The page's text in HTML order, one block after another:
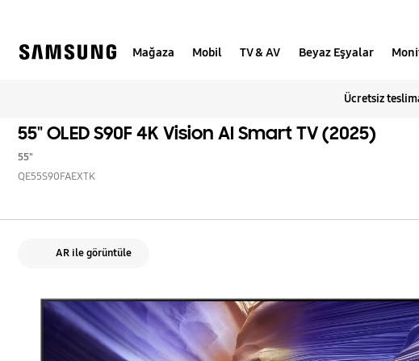
Mağaza Mobil TV & AV Beyaz Eşyalar
Ücretsiz
55" OLED S90F 4K Vision AI Smart TV (2025)
55"
QE55S90FAEXTK
AR ile görüntüle